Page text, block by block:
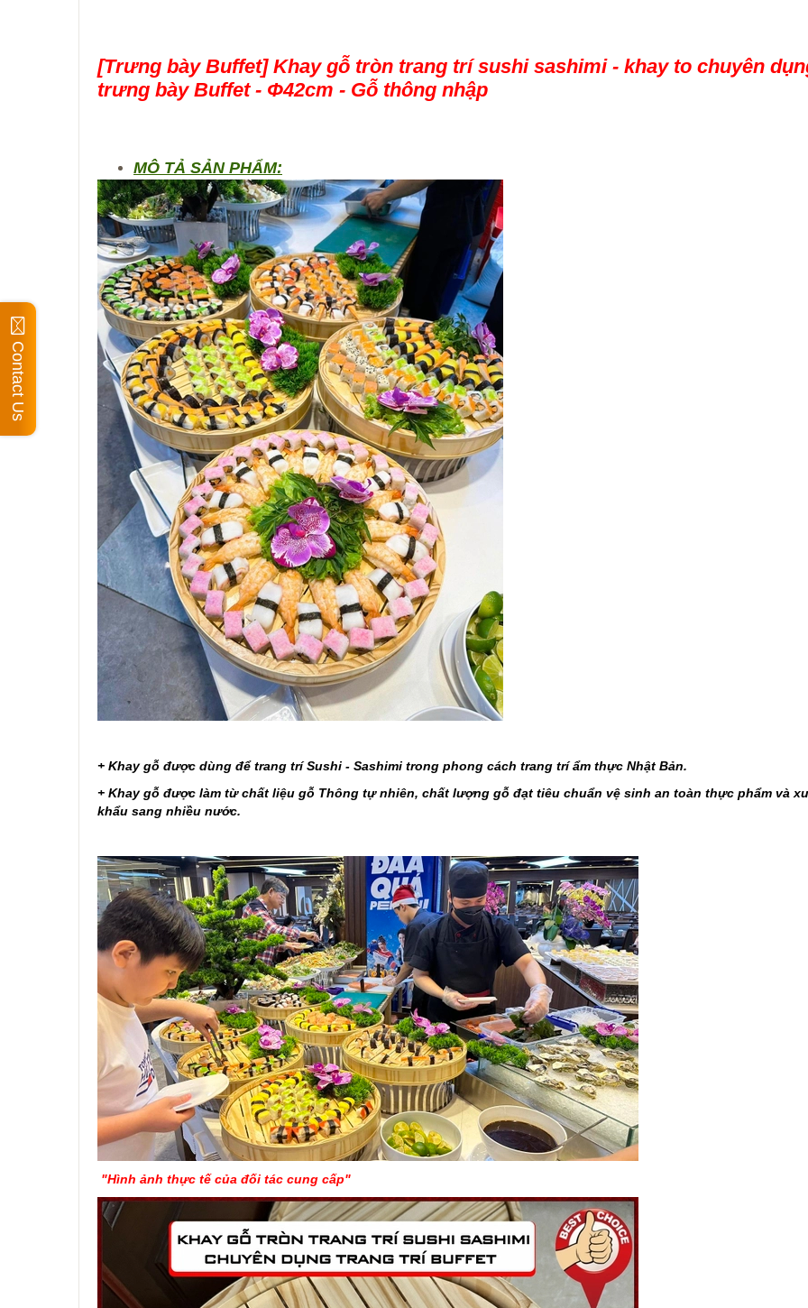
[Trưng bày Buffet] Khay gỗ tròn trang trí sushi sashimi - khay to chuyên
trưng bày Buffet - Φ42cm - Gỗ thông nhập
MÔ TẢ SẢN PHẨM:
+ Khay gỗ được dùng để trang trí Sushi - Sashimi trong phong cách trang trí ẩm thực Nhật Bản.
+ Khay gỗ được làm từ chất liệu gỗ Thông tự nhiên, chất lượng gỗ đạt tiêu chuẩn vệ sinh an toàn thực phẩm và
khẩu sang nhiều nước.
"Hình ảnh thực tế của đối tác cung cấp"
Contact Us